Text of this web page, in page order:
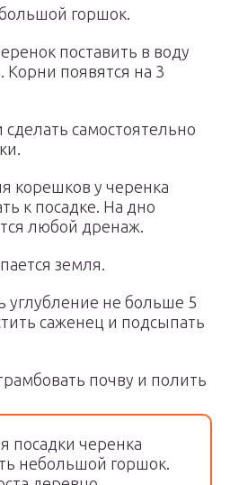
горшок.
поставить в воду
Корни появятся на 3
самостоятельно
корешков у черенка
к посадке. На дно
любой дренаж.
земля.
углубление не больше 5
саженец и подсыпать
почву и полить
посадки черенка
небольшой горшок.